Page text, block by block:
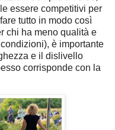
essere competitivi per
tutto in modo così
chi ha meno qualità e
è importante
e il dislivello
corrisponde con la